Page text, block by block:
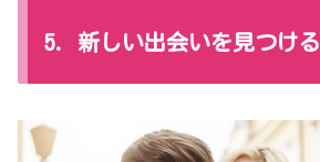
5. 新しい出会いを見つける